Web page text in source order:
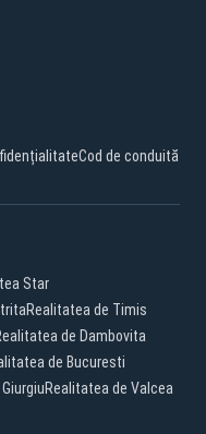
Cod de conduită
Star
Realitatea de Timis
de Dambovita
de Bucuresti
Realitatea de Valcea